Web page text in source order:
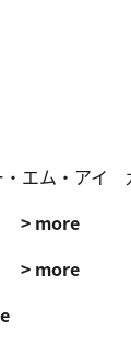
・エム・アイ
> more
> more